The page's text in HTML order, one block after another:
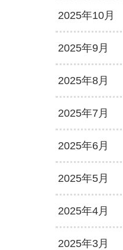
2025年10月
2025年9月
2025年8月
2025年7月
2025年6月
2025年5月
2025年4月
2025年3月